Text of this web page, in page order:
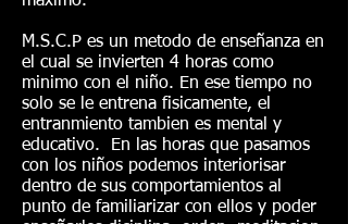
M.S.C.P es un metodo de enseñanza en
el cual se invierten 4 horas como
minimo con el niño. En ese tiempo no
solo se le entrena fisicamente, el
entranmiento tambien es mental y
educativo. En las horas que pasamos
con los niños podemos interiorisar
dentro de sus comportamientos al
punto de familiarizar con ellos y poder